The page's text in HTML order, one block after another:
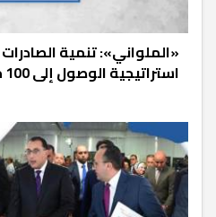
«الملواني»: تنمية
استراتيجية الوصول إلى 100 مليار دولار